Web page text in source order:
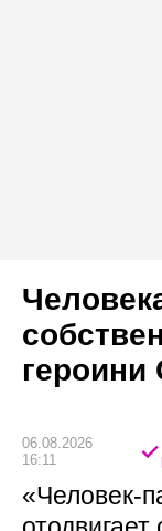
героини
06.08.2026
16:11
«Человек-